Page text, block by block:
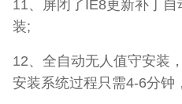
11、屏闭了IE8更新补丁
装;
12、全自动无人值守安装
安装系统过程只需4-6分钟